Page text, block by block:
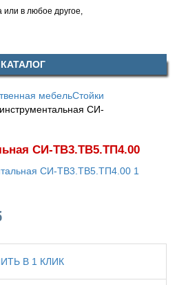
или в любое другое,
КАТАЛОГ
мебельСтойки
CИ-
CИ-ТВ3.ТВ5.ТП4.00
В 1 КЛИК